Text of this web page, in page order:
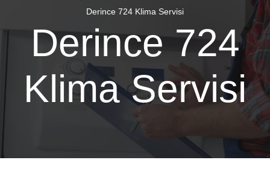
Derince 724 Klima Servisi
Derince 724
Klima Servisi